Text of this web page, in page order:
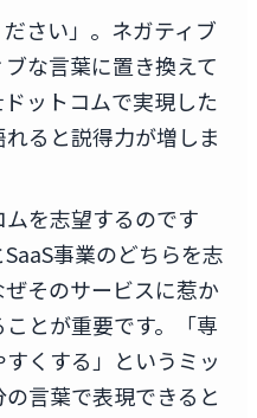
ださい」。ネガティブ
な言葉に置き換えて
ットコムで実現した
ると説得力が増しま
ムを志望するのです
事業のどちらを志
そのサービスに惹か
とが重要です。「専
くする」というミッ
言葉で表現できると